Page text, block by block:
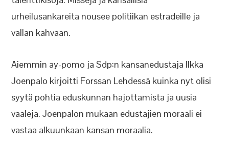
urheilusankareita nousee politiikan estradeille ja
vallan kahvaan.
Aiemmin ay-pomo ja Sdp:n kansanedustaja Ilkka
Joenpalo kirjoitti Forssan Lehdessä kuinka nyt olisi
syytä pohtia eduskunnan hajottamista ja uusia
vaaleja. Joenpalon mukaan edustajien moraali ei
vastaa alkuunkaan kansan moraalia.